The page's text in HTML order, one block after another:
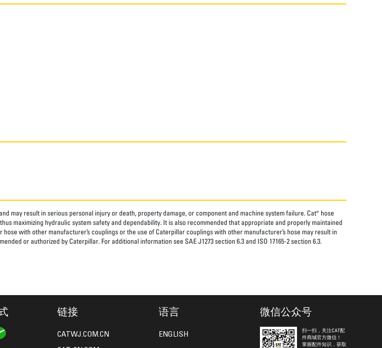
may result in serious personal injury or death, property damage, or component and machine system failure. Cat® hose
maximizing hydraulic system safety and dependability. It is also recommended that appropriate and properly maintained
with other manufacturer’s couplings or the use of Caterpillar couplings with other manufacturer’s hose may result in
or authorized by Caterpillar. For additional information see SAE J1273 section 6.3 and ISO 17165-2 section 6.3.
链接
CATWJ.COM.CN
语言
ENGLISH
微信公众号
扫一扫，关注CAT配
件商城官方微信！
掌握配件知识，获取